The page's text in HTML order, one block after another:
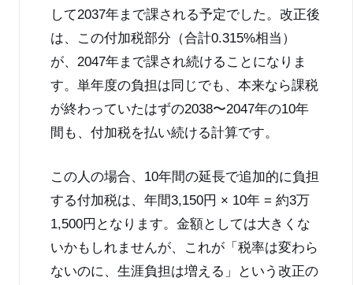
して2037年まで課される予定でした。改正後
は、この付加税部分（合計0.315%相当）
が、2047年まで課され続けることになりま
す。単年度の負担は同じでも、本来なら課税
が終わっていたはずの2038〜2047年の10年
間も、付加税を払い続ける計算です。
この人の場合、10年間の延長で追加的に負担
する付加税は、年間3,150円 × 10年 = 約3万
1,500円となります。金額としては大きくな
いかもしれませんが、これが「税率は変わら
ないのに、生涯負担は増える」という改正の